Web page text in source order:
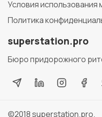
Условия использования
Политика
superstation.pro
Бюро придорожного
©2018superstation.pro.